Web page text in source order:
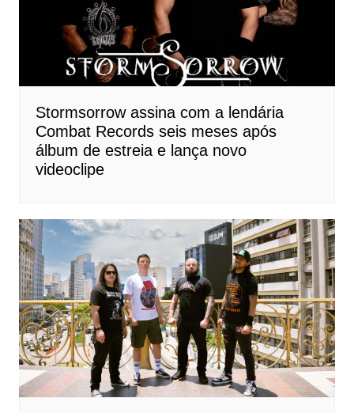
Stormsorrow assina com a lendária
Combat Records seis meses após
álbum de estreia e lança novo
videoclipe